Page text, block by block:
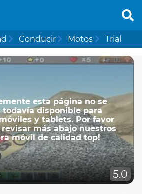
Conducir Motos Trial
esta página no se
disponible para
y tablets. Por favor
más abajo nuestros
móvil de calidad top!
5.0